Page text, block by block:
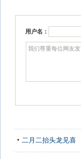
用户名：
二月二抬头龙见喜